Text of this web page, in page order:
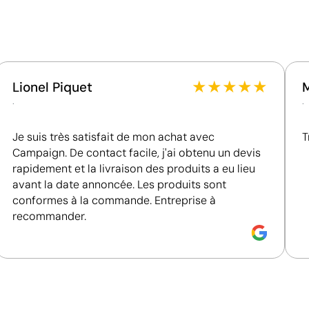
Couleurs unies intenses avec un excellent
La sérigraphie est une technique d’impression où
Fournisseur lié à une usine auditée selon une norme
reconnue, garantissant la vérification des
conditions de travail.
entreprises en matière de performance ESG.
Lionel Piquet
.
★★★★★
Je suis très satisfait de mon achat avec
Campaign. De contact facile, j'ai obtenu un devis
rapidement et la livraison des produits a eu lieu
avant la date annoncée. Les produits sont
conformes à la commande. Entreprise à
recommander.
.